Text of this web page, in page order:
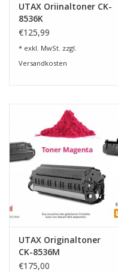
UTAX Oriinaltoner CK-
8536K
€125,99
* exkl. MwSt. zzgl.
Versandkosten
UTAX Originaltoner
CK-8536M
€175,00